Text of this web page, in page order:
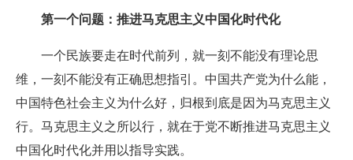
第一个问题：推进马克思主义中国化时代化
一个民族要走在时代前列，就一刻不能没有理论思
维，一刻不能没有正确思想指引。中国共产党为什么能，
中国特色社会主义为什么好，归根到底是因为马克思主义
行。马克思主义之所以行，就在于党不断推进马克思主义
中国化时代化并用以指导实践。